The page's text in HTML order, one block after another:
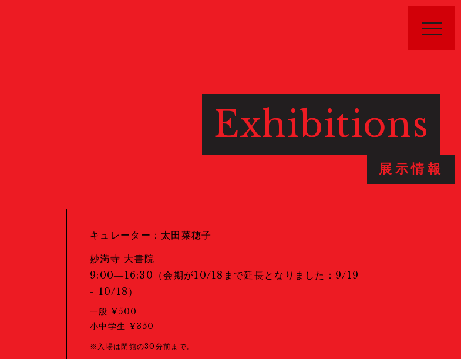
Exhibitions
展示情報
キュレーター：太田菜穂子
妙満寺 大書院
9:00―16:30（会期が10/18まで延長となりました：9/19
- 10/18）
一般 ¥500
小中学生 ¥350
※入場は閉館の30分前まで。
Public Events
マスタークラス
Education & Kids 教育プログラム
Portfolio Review ポートフォリオレビュー
Public Relations